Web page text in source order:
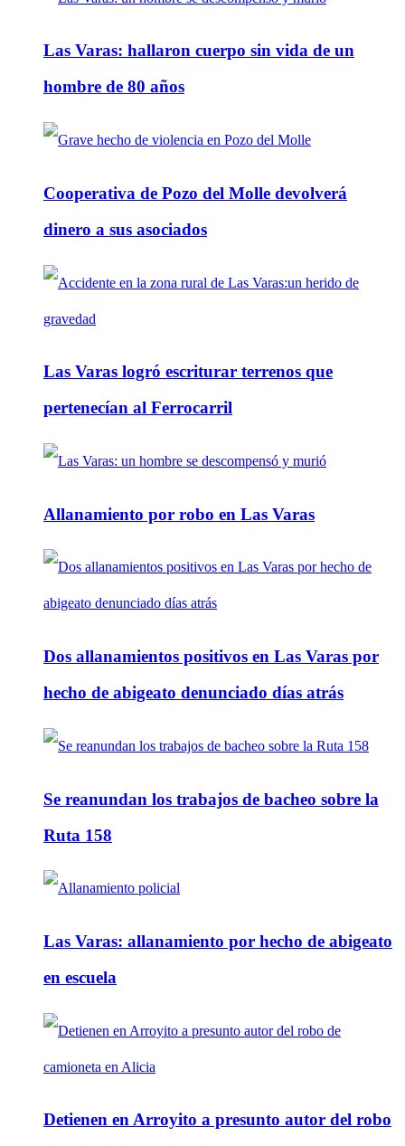
Las Varas: hallaron cuerpo sin vida de un
hombre de 80 años
Cooperativa de Pozo del Molle devolverá
dinero a sus asociados
Las Varas logró escriturar terrenos que
pertenecían al Ferrocarril
Allanamiento por robo en Las Varas
Dos allanamientos positivos en Las Varas por
hecho de abigeato denunciado días atrás
Se reanundan los trabajos de bacheo sobre la
Ruta 158
Las Varas: allanamiento por hecho de abigeato
en escuela
Detienen en Arroyito a presunto autor del robo